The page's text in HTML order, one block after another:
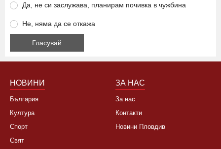
Да, не си заслужава, планирам почивка в чужбина
Не, няма да се откажа
НОВИНИ
България
Култура
Спорт
Свят
ЗА НАС
За нас
Контакти
Новини Пловдив